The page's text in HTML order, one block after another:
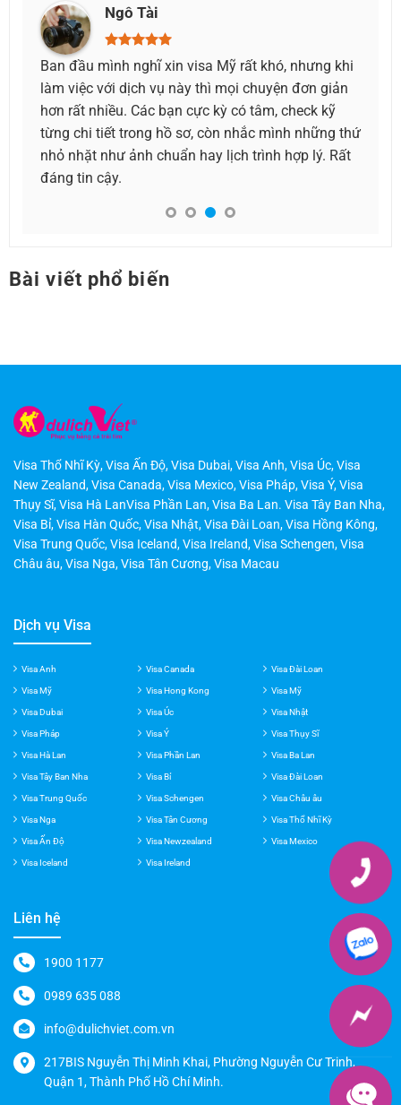
Ngô Tài
mình nghĩ xin visa Mỹ rất khó, nhưng khi
với dịch vụ này thì mọi chuyện đơn giản
nhiều. Các bạn cực kỳ có tâm, check kỹ
tiết trong hồ sơ, còn nhắc mình những thứ
như ảnh chuẩn hay lịch trình hợp lý. Rất
cậy.
Mình vô tình
tại đây, ban đầu
xem thông tin
mình bắt đầu
dịch vụ này làm
Dịch vụ Visa
Visa Anh Visa Canada Visa Đài Loan
Visa Mỹ Visa Hong Kong Visa Mỹ
Visa Dubai Visa Úc Visa Nhật
Visa Pháp Visa Ý Visa Thụy Sĩ
Visa Hà Lan Visa Phần Lan Visa Ba Lan
Visa Tây Ban Nha Visa Bỉ Visa Đài Loan
Visa Trung Quốc Visa Schengen Visa Châu âu
Visa Nga Visa Tân Cương Visa Thổ Nhĩ Kỳ
Visa Ấn Độ Visa Newzealand
Liên hệ
217BIS Nguyễn Thị Minh Khai, Phường Nguyễn Cư Trinh,
Visa Thổ Nhĩ Kỳ,Visa Ấn Độ ,Visa Dubai,Visa Anh,Visa Úc, Visa
New Zealand ,Visa Canada,Visa Mexico, Visa Pháp,Visa Ý ,Visa
Thụy Sĩ ,Visa Hà LanVisa Phần Lan,Visa Ba Lan. Visa Tây Ban Nha
Visa Bỉ,Visa Hàn Quốc,Visa Nhật,Visa Đài Loan ,Visa Hồng Kông
Visa Trung Quốc,Visa Iceland,Visa Ireland,Visa Schengen